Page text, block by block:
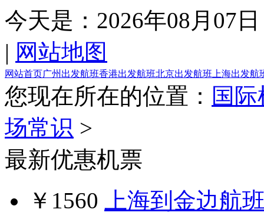
今天是： 2026年08月07日
| 网站地图
网站首页广州出发航班香港出发航班北京出发航班 上海出发航
您现在所在的位置： 国
场常识 >
最新优惠机票
￥1560
上海到金边航